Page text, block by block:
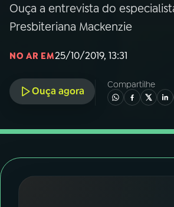
03 PROGRAMAÇÃO
Ouça a entrevista do
Presbiteriana Mackenzie
NO AR EM25/10/2019, 13:31
Ouça agora
Compartilhe